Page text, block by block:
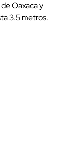
Oaxaca y
3.5 metros.